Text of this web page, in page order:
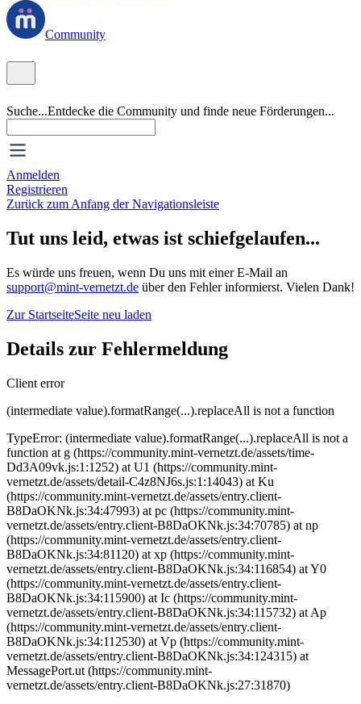
Community
Suche...Entdecke die Community und finde neue Förderungen...
Anmelden
Registrieren
Zurück zum Anfang der Navigationsleiste
Tut uns leid, etwas ist schiefgelaufen...
Es würde uns freuen, wenn Du uns mit einer E-Mail an
support@mint-vernetzt.de über den Fehler informierst. Vielen Dank!
Zur StartseiteSeite neu laden
Details zur Fehlermeldung
Client error
(intermediate value).formatRange(...).replaceAll is not a function
TypeError: (intermediate value).formatRange(...).replaceAll is not a
function at g (https://community.mint-vernetzt.de/assets/time-
Dd3A09vk.js:1:1252) at U1 (https://community.mint-
vernetzt.de/assets/detail-C4z8NJ6s.js:1:14043) at Ku
(https://community.mint-vernetzt.de/assets/entry.client-
B8DaOKNk.js:34:47993) at pc (https://community.mint-
vernetzt.de/assets/entry.client-B8DaOKNk.js:34:70785) at np
(https://community.mint-vernetzt.de/assets/entry.client-
B8DaOKNk.js:34:81120) at xp (https://community.mint-
vernetzt.de/assets/entry.client-B8DaOKNk.js:34:116854) at Y0
(https://community.mint-vernetzt.de/assets/entry.client-
B8DaOKNk.js:34:115900) at Ic (https://community.mint-
vernetzt.de/assets/entry.client-B8DaOKNk.js:34:115732) at Ap
(https://community.mint-vernetzt.de/assets/entry.client-
B8DaOKNk.js:34:112530) at Vp (https://community.mint-
vernetzt.de/assets/entry.client-B8DaOKNk.js:34:124315) at
MessagePort.ut (https://community.mint-
vernetzt.de/assets/entry.client-B8DaOKNk.js:27:31870)